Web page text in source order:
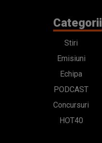
Categorii
Stiri
Emisiuni
Echipa
PODCAST
Concursuri
HOT40